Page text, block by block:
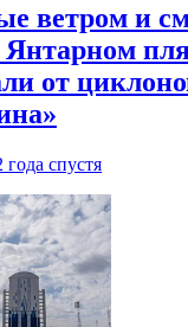
ветром и
Янтарном
от
года спустя